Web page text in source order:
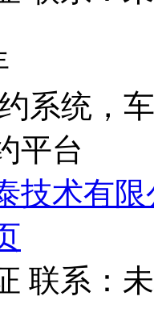
系统，
平台
技术有限
联系：